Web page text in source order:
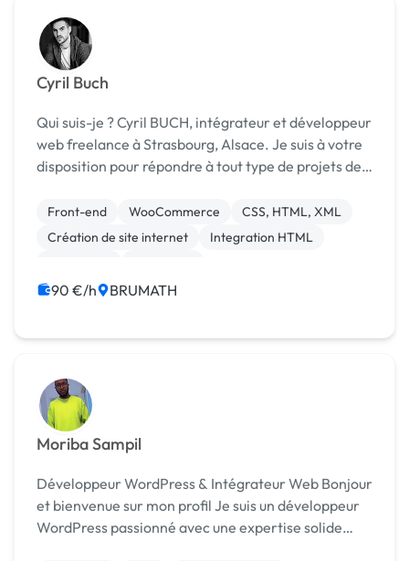
Cyril Buch
Qui suis-je ? Cyril BUCH, intégrateur et développeur
web freelance à Strasbourg, Alsace. Je suis à votre
disposition pour répondre à tout type de projets de
de développement spécifique. Passionn...
Front-end WooCommerce
CSS, HTML, XML
Création de site internet
Integration HTML
90 €/h BRUMATH
Moriba Sampil
Développeur WordPress & Intégrateur Web Bonjour
et bienvenue sur mon profil Je suis un développeur
WordPress passionné avec une expertise solide